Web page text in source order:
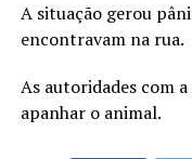
A situação gerou
encontravam na rua.
As autoridades com
apanhar o animal.